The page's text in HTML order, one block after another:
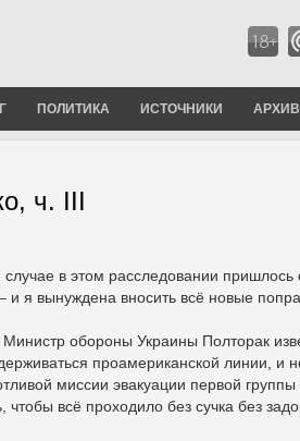
ПОЛИТИКА ИСТОЧНИКИ АРХИВ
ч. III
в этом расследовании пришлось
я вынуждена вносить всё новые
обороны Украины Полторак
проамериканской линии, и
миссии эвакуации первой группы
всё проходило без сучка без